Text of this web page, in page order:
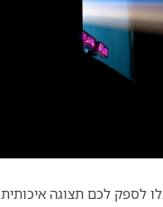
לספק לכם תצוגה איכותית